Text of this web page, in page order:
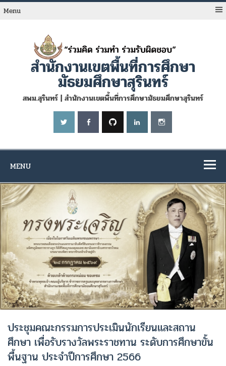
Skip
toMenu
สำนักงานเขตพื้นที่การศึกษา
มัธยมศึกษาสุรินทร์
สพม.สุรินทร์ | สำนักงานเขตพื้นที่การศึกษามัธยมศึกษาสุรินทร์
MENU
ประชุมคณะกรรมการประเมินนักเรียนและสถาน
ศึกษา เพื่อรับรางวัลพระราชทาน ระดับการศึกษาขั้น
พื้นฐาน ประจำปีการศึกษา 2566